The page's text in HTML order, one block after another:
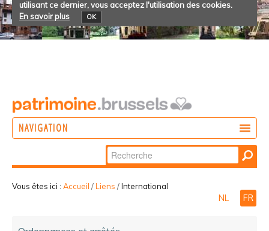
utilisant ce dernier, vous acceptez l'utilisation des cookies.
En savoir plus
OK
NAVIGATION
Chercher par
Recherche
avancée…
Vous êtes ici : Accueil /Liens /International
NL FR